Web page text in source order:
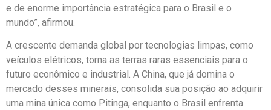
e de enorme importância estratégica para o Brasil e o
mundo”, afirmou.
A crescente demanda global por tecnologias limpas, como
veículos elétricos, torna as terras raras essenciais para o
futuro econômico e industrial. A China, que já domina o
mercado desses minerais, consolida sua posição ao adquirir
uma mina única como Pitinga, enquanto o Brasil enfrenta